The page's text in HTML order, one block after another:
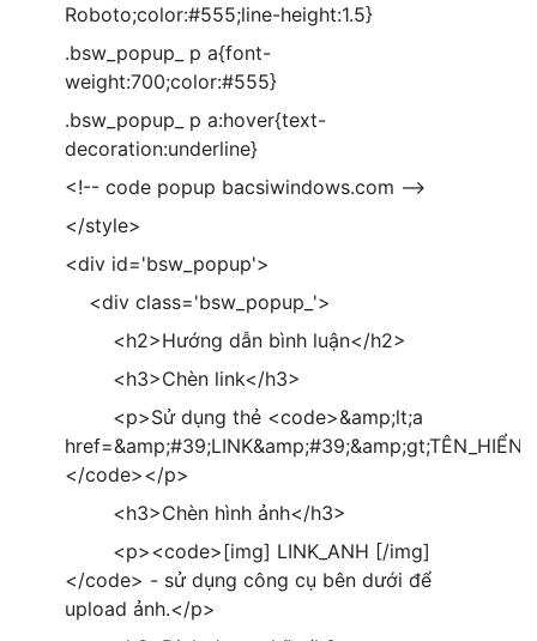
Roboto;color:#555;line-height:1.5}
.bsw_popup_ p a{font-
weight:700;color:#555}
.bsw_popup_ p a:hover{text-
decoration:underline}
<!-- code popup bacsiwindows.com -->
</style>
<div id='bsw_popup'>
<div class='bsw_popup_'>
<h2>Hướng dẫn bình luận</h2>
<h3>Chèn link</h3>
<p>Sử dụng thẻ <code>&amp;lt;a
</code></p>
<h3>Chèn hình ảnh</h3>
<p><code>[img] LINK_ANH [/img]
</code> - sử dụng công cụ bên dưới để
upload ảnh.</p>